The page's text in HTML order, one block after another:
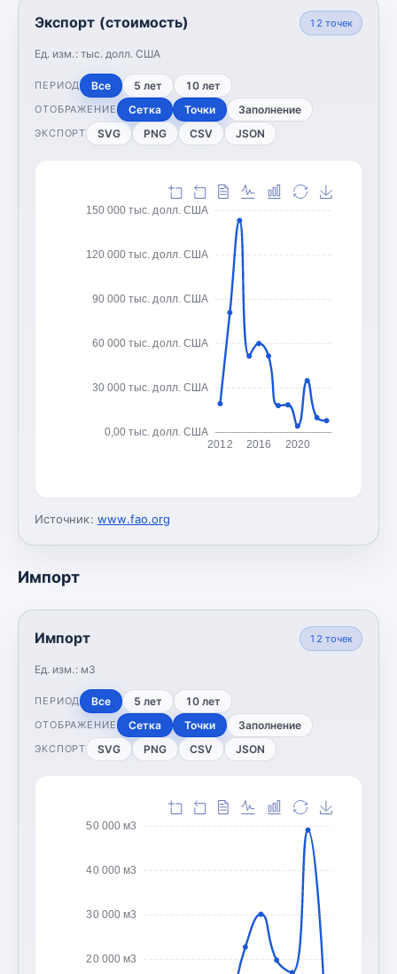
Экспорт (стоимость)
Ед. изм.: тыс. долл. США
12 точек
ПЕРИОД Все 5 лет 10 лет
ОТОБРАЖЕНИЕ Сетка Точки Заполнение
ЭКСПОРТ SVG PNG CSV JSON
0,00 тыс. долл. США
30 000 тыс. долл. США
60 000 тыс. долл. США
90 000 тыс. долл. США
120 000 тыс. долл. США
150 000 тыс. долл. США
2012 2016 2020
Источник: www.fao.org
Импорт
Импорт
Ед. изм.: м3
12 точек
ПЕРИОД Все 5 лет 10 лет
ОТОБРАЖЕНИЕ Сетка Точки Заполнение
ЭКСПОРТ SVG PNG CSV JSON
20 000 м3
30 000 м3
40 000 м3
50 000 м3